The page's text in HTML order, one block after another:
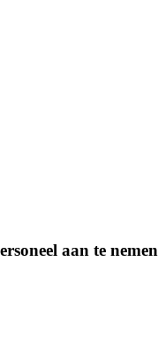
aan te nemen